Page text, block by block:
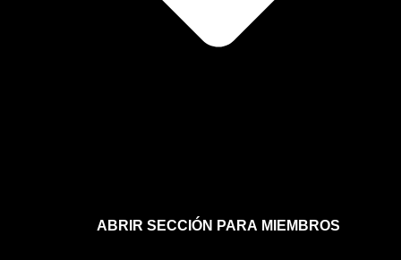
ABRIR SECCIÓN PARA MIEMBROS